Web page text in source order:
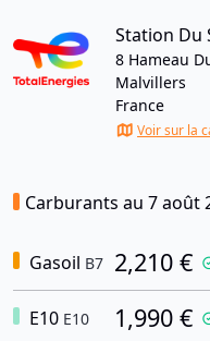
Station Du
8 Hameau
Malvillers
France
Voir sur la
Carburants au 7 août
Gasoil B7 2,210 €
E10 E10 1,990 €